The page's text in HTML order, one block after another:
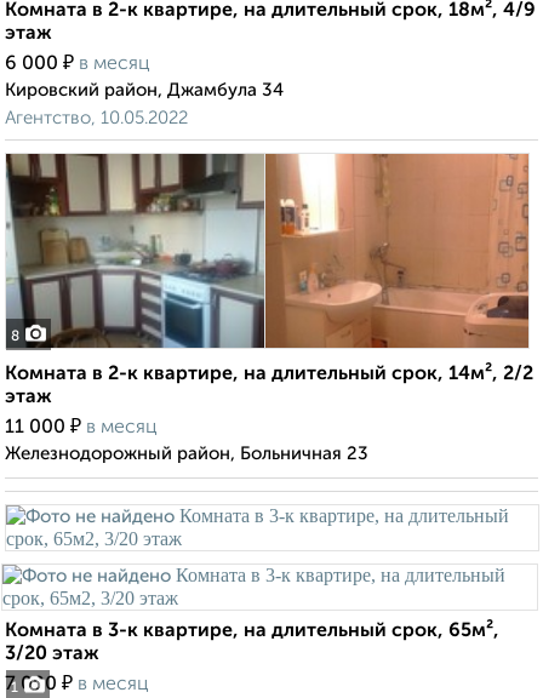
Комната в 2-к квартире, на длительный срок, 18м², 4/9
этаж
6 000 ₽ в месяц
Кировский район, Джамбула 34
Агентство, 10.05.2022
8
Комната в 2-к квартире, на длительный срок, 14м², 2/2
этаж
11 000 ₽ в месяц
Железнодорожный район, Больничная 23
1
Комната в 3-к квартире, на длительный срок, 65м²,
3/20 этаж
7 000 ₽ в месяц